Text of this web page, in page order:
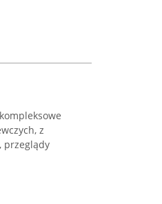
z
przeglądy